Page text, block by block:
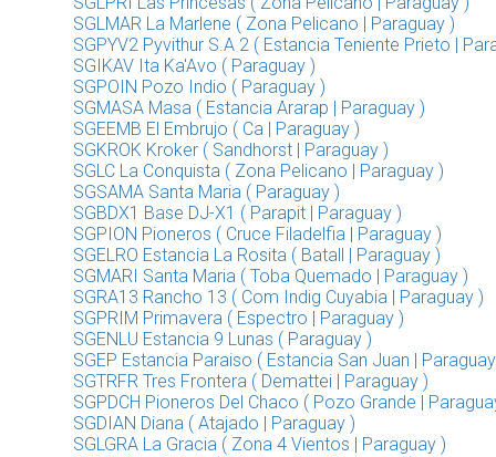
SGLMAR La Marlene ( Zona Pelicano | Paraguay )
SGPYV2 Pyvithur S.A 2 ( Estancia Teniente Prieto |
SGIKAV Ita Ka'Avo ( Paraguay )
SGPOIN Pozo Indio ( Paraguay )
SGMASA Masa ( Estancia Ararap | Paraguay )
SGEEMB El Embrujo ( Ca | Paraguay )
SGKROK Kroker ( Sandhorst | Paraguay )
SGLC La Conquista ( Zona Pelicano | Paraguay )
SGSAMA Santa Maria ( Paraguay )
SGBDX1 Base DJ-X1 ( Parapit | Paraguay )
SGPION Pioneros ( Cruce Filadelfia | Paraguay )
SGELRO Estancia La Rosita ( Batall | Paraguay )
SGMARI Santa Maria ( Toba Quemado | Paraguay )
SGRA13 Rancho 13 ( Com Indig Cuyabia | Paraguay )
SGPRIM Primavera ( Espectro | Paraguay )
SGENLU Estancia 9 Lunas ( Paraguay )
SGEP Estancia Paraiso ( Estancia San Juan |
SGTRFR Tres Frontera ( Demattei | Paraguay )
SGPDCH Pioneros Del Chaco ( Pozo Grande |
SGDIAN Diana ( Atajado | Paraguay )
SGLGRA La Gracia ( Zona 4 Vientos | Paraguay )